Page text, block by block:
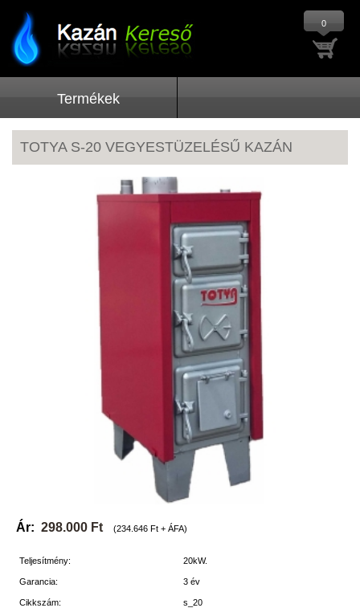
0
Termékek
TOTYA S-20 VEGYESTÜZELÉSŰ KAZÁN
Ár: 298.000 Ft (234.646 Ft + ÁFA)
Teljesítmény: 20kW.
Garancia: 3 év
Cikkszám: s_20